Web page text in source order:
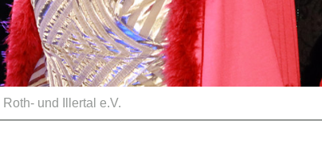
und Illertal e.V.